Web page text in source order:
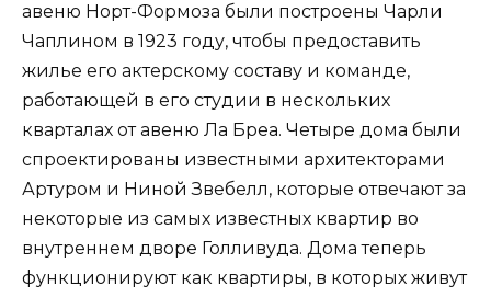
авеню Норт-Формоза были построены Чарли
Чаплином в 1923 году, чтобы предоставить
жилье его актерскому составу и команде,
работающей в его студии в нескольких
кварталах от авеню Ла Бреа. Четыре дома были
спроектированы известными архитекторами
Артуром и Ниной Звебелл, которые отвечают за
некоторые из самых известных квартир во
внутреннем дворе Голливуда. Дома теперь
функционируют как квартиры, в которых живут